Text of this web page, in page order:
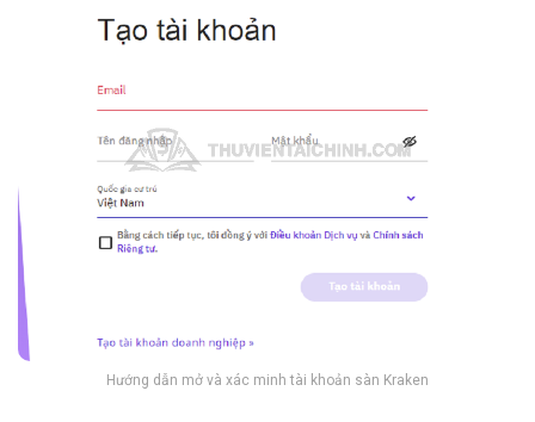
Hướng dẫn mở và xác minh tài khoản sàn Kraken